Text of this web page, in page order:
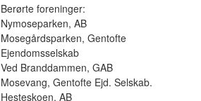
Berørte foreninger:
Nymoseparken, AB
Mosegårdsparken, Gentofte
Ejendomsselskab
Ved Branddammen, GAB
Mosevang, Gentofte Ejd. Selskab.
Hesteskoen, AB